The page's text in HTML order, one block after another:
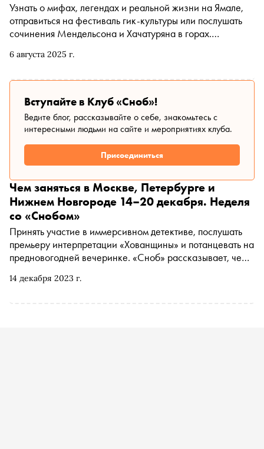
6 августа 2025 г.
Узнать о мифах, легендах и реальной жизни на Ямале,
отправиться на фестиваль гик-культуры или послушать
сочинения Мендельсона и Хачатуряна в горах.
ближайшей неделе
Вступайте в Клуб «Сноб»!
Ведите блог, рассказывайте о себе, знакомьтесь с
интересными людьми на сайте и мероприятиях клуба.
Присоединиться
14 декабря 2023 г.
Чем заняться в Москве, Петербурге и
Нижнем Новгороде 14–20 декабря. Неделя
со «Снобом»
Принять участие в иммерсивном детективе, послушать
премьеру интерпретации «Хованщины» и потанцевать на
предновогодней вечеринке. «Сноб» рассказывает, чем